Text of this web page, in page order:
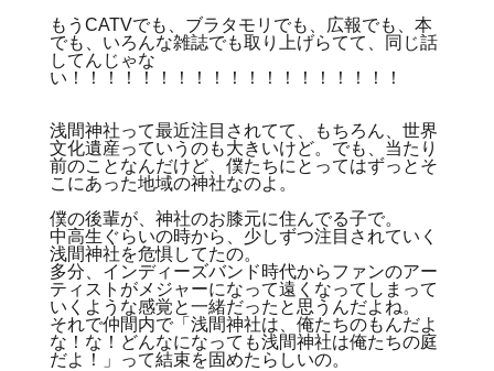
もうCATVでも、ブラタモリでも、広報でも、本
でも、いろんな雑誌でも取り上げらてて、同じ話
してんじゃな
い！！！！！！！！！！！！！！！！！！！
浅間神社って最近注目されてて、もちろん、世界
文化遺産っていうのも大きいけど。でも、当たり
前のことなんだけど、僕たちにとってはずっとそ
こにあった地域の神社なのよ。
僕の後輩が、神社のお膝元に住んでる子で。
中高生ぐらいの時から、少しずつ注目されていく
浅間神社を危惧してたの。
多分、インディーズバンド時代からファンのアー
ティストがメジャーになって遠くなってしまって
いくような感覚と一緒だったと思うんだよね。
それで仲間内で「浅間神社は、俺たちのもんだよ
な！な！どんなになっても浅間神社は俺たちの庭
だよ！」って結束を固めたらしいの。